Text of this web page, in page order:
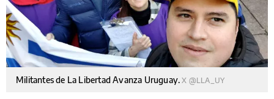
Militantes de La Libertad Avanza Uruguay.X @LLA_UY